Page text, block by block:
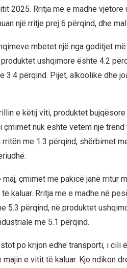
2025. Rritja më e madhe
një rritje prej 6 përqind, dhe
mbetet një nga goditjet
ushqimore është 4.2
3.4 përqind. Pijet, alkoolike dhe
e këtij viti, produktet
nuk është vetëm një trend
me 1.3 përqind, shërbimet
çmimet me pakicë janë rritur
kaluar. Rritja më e madhe në
5.3 përqind, në produktet
me 5.1 përqind.
po krijon edhe transporti, i cili
majin e vitit të kaluar. Kjo ndikon